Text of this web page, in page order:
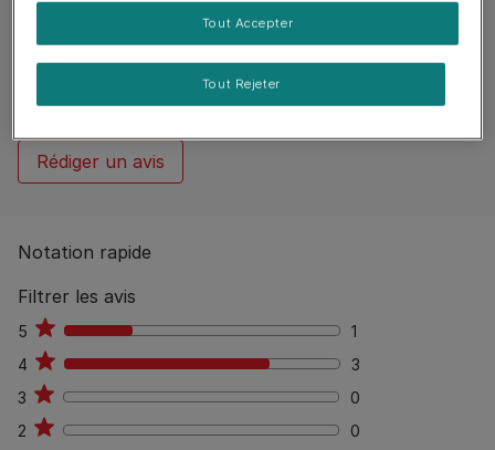
4 reviews
Aucun avis publiés
Rédiger un avis
Notation rapide
Filtrer les avis
5 1
1
4
3
3
3
0
0
2
0
0
Tout Rejeter
Tout Accepter